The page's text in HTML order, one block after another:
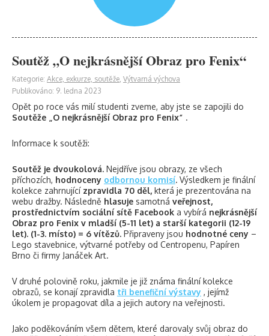
Soutěž „O nejkrásnější Obraz pro Fenix“
Kategorie: Akce, exkurze, soutěže, Výtvarná výchova
Publikováno: 9. ledna 2023
Opět po roce vás milí studenti zveme, aby jste se zapojili do
Soutěže „O nejkrásnější Obraz pro Fenix“ .
Informace k soutěži:
Soutěž je dvoukolová. Nejdříve jsou obrazy, ze všech
příchozích, hodnoceny odbornou komisí. Výsledkem je finální
kolekce zahrnujícízpravidla 70 děl, která je prezentována na
webu dražby. Následně hlasuje samotná veřejnost,
prostřednictvím sociální sítě Facebook a vybírá nejkrásnější
Obraz pro Fenix v mladší (5-11 let) a starší kategorii (12-19
let). (1-3. místo) = 6 vítězů. Připraveny jsou hodnotné ceny –
Lego stavebnice, výtvarné potřeby od Centropenu, Papíren
Brno či firmy Janáček Art.
V druhé polovině roku, jakmile je již známa finální kolekce
obrazů, se konají zpravidla tři benefiční výstavy , jejímž
úkolem je propagovat díla a jejich autory na veřejnosti.
Jako poděkováním všem dětem, které darovaly svůj obraz do